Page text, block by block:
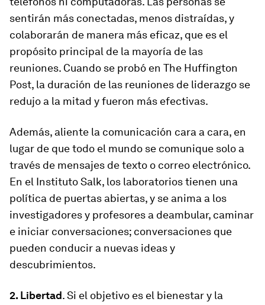
sentirán más conectadas, menos distraídas, y
colaborarán de manera más eficaz, que es el
propósito principal de la mayoría de las
reuniones. Cuando se probó en The Huffington
Post, la duración de las reuniones de liderazgo se
redujo a la mitad y fueron más efectivas.
Además, aliente la comunicación cara a cara, en
lugar de que todo el mundo se comunique solo a
través de mensajes de texto o correo electrónico.
En el Instituto Salk, los laboratorios tienen una
política de puertas abiertas, y se anima a los
investigadores y profesores a deambular, caminar
e iniciar conversaciones; conversaciones que
pueden conducir a nuevas ideas y
descubrimientos.
2. Libertad. Si el objetivo es el bienestar y la